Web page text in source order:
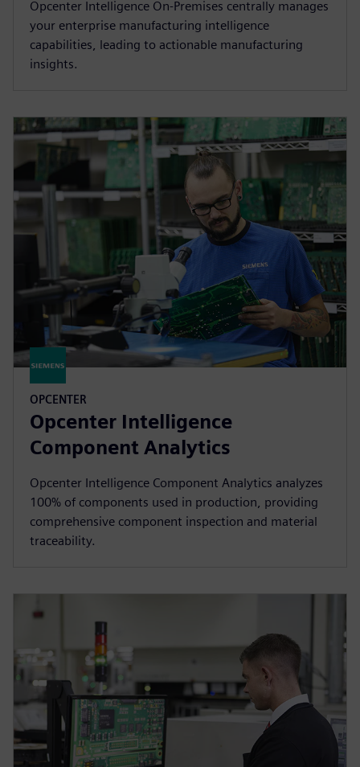
Opcenter Intelligence On-Premises centrally manages
your enterprise manufacturing intelligence
capabilities, leading to actionable manufacturing
insights.
OPCENTER
Opcenter Intelligence
Component Analytics
Opcenter Intelligence Component Analytics analyzes
100% of components used in production, providing
comprehensive component inspection and material
traceability.